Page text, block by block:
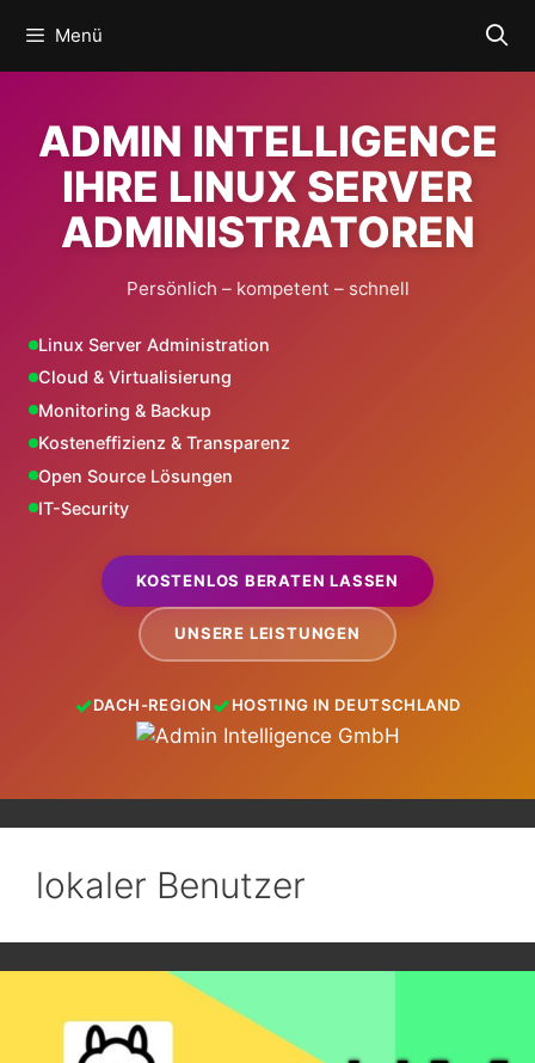
Inhalt
springen
Menü
ADMIN INTELLIGENCE
IHRE LINUX SERVER
ADMINISTRATOREN
Persönlich – kompetent – schnell
Linux Server Administration
Cloud & Virtualisierung
Monitoring & Backup
Kosteneffizienz & Transparenz
Open Source Lösungen
IT-Security
KOSTENLOS BERATEN LASSEN
UNSERE LEISTUNGEN
DACH-REGION HOSTING IN DEUTSCHLAND
lokaler Benutzer